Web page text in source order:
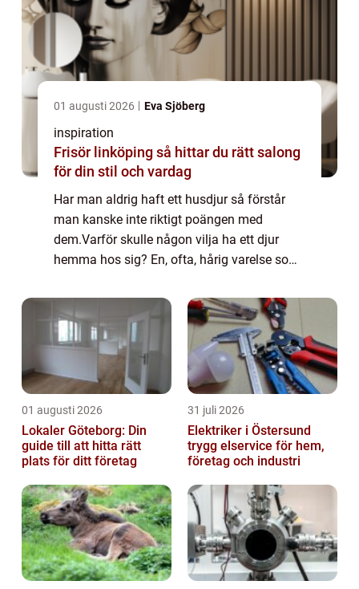
01 augusti 2026 Eva Sjöberg
inspiration
Frisör linköping så hittar du rätt salong
för din stil och vardag
Har man aldrig haft ett husdjur så förstår
man kanske inte riktigt poängen med
dem.Varför skulle någon vilja ha ett djur
hemma hos sig? En, ofta, hårig varelse som
Visst kan man se på husdjuren ur detta,
relat...
01 augusti 2026
Lokaler Göteborg: Din
guide till att hitta rätt
plats för ditt företag
31 juli 2026
Elektriker i Östersund
trygg elservice för hem,
företag och industri